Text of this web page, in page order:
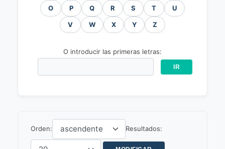
O P Q R S T U
V W X Y Z
O introducir las primeras letras:
Orden: Resultados: